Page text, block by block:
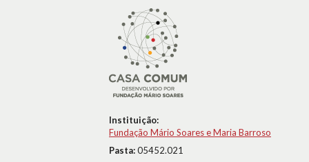
Instituição:
Fundação Mário Soares e Maria Barroso
Pasta:05452.021